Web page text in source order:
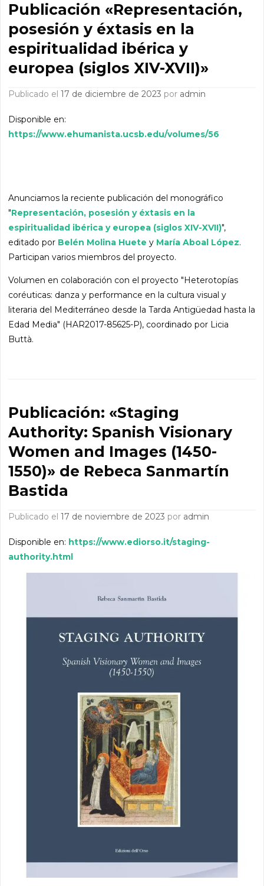
Publicación «Representación,
posesión y éxtasis en la
espiritualidad ibérica y
europea (siglos XIV-XVII)»
Publicado el17 de diciembre de 2023 por admin
Disponible en:
https://www.ehumanista.ucsb.edu/volumes/56
Anunciamos la reciente publicación del monográfico
"Representación, posesión y éxtasis en la
espiritualidad ibérica y europea (siglos XIV-XVII)",
editado por Belén Molina Huete y María Aboal López.
Participan varios miembros del proyecto.
Volumen en colaboración con el proyecto "Heterotopías
coréuticas: danza y performance en la cultura visual y
literaria del Mediterráneo desde la Tarda Antigüedad hasta la
Edad Media" (HAR2017-85625-P), coordinado por Licia
Buttà.
Publicación: «Staging
Authority: Spanish Visionary
Women and Images (1450-
1550)» de Rebeca Sanmartín
Bastida
Publicado el17 de noviembre de 2023 por admin
Disponible en: https://www.ediorso.it/staging-
authority.html